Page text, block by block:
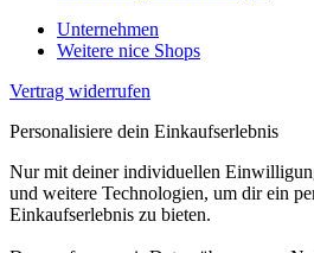
Unternehmen
Weitere nice Shops
Vertrag widerrufen
Personalisiere dein Einkaufserlebnis
Nur mit deiner individuellen
und weitere Technologien, um dir ein
Einkaufserlebnis zu bieten.